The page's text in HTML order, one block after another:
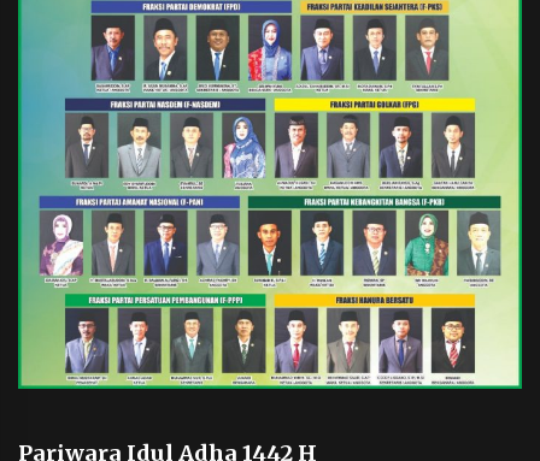
Pariwara Idul Adha 1442 H